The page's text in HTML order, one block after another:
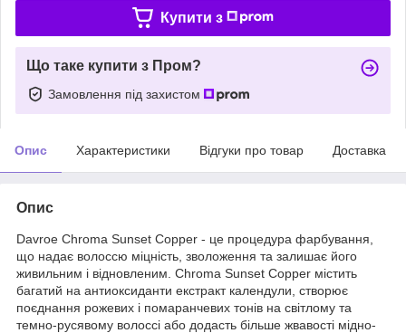
Купити з
Що таке купити з Пром?
Замовлення під захистом
Опис Характеристики Відгуки про товар Доставка
Опис
Davroe Chroma Sunset Copper - це процедура фарбування,
що надає волоссю міцність, зволоження та залишає його
живильним і відновленим. Chroma Sunset Copper містить
багатий на антиоксиданти екстракт календули, створює
поєднання рожевих і помаранчевих тонів на світлому та
темно-русявому волоссі або додасть більше жвавості мідно-